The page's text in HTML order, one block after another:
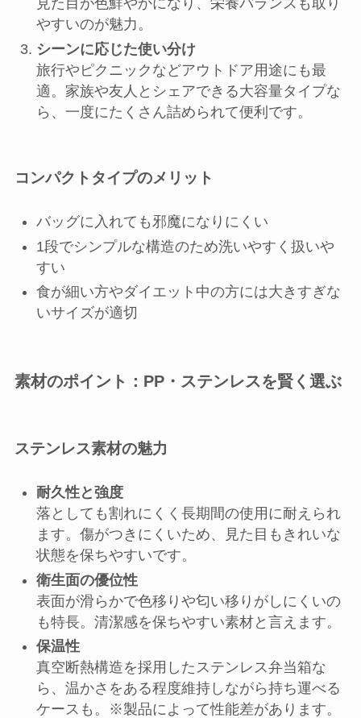
見た目が色鮮やかになり、栄養バランスも取り
やすいのが魅力。
シーンに応じた使い分け
旅行やピクニックなどアウトドア用途にも最
適。家族や友人とシェアできる大容量タイプな
ら、一度にたくさん詰められて便利です。
コンパクトタイプのメリット
バッグに入れても邪魔になりにくい
1段でシンプルな構造のため洗いやすく扱いや
すい
食が細い方やダイエット中の方には大きすぎな
いサイズが適切
素材のポイント：PP・ステンレスを賢く選ぶ
ステンレス素材の魅力
耐久性と強度
落としても割れにくく長期間の使用に耐えられ
ます。傷がつきにくいため、見た目もきれいな
状態を保ちやすいです。
衛生面の優位性
表面が滑らかで色移りや匂い移りがしにくいの
も特長。清潔感を保ちやすい素材と言えます。
保温性
真空断熱構造を採用したステンレス弁当箱な
ら、温かさをある程度維持しながら持ち運べる
ケースも。※製品によって性能差があります。